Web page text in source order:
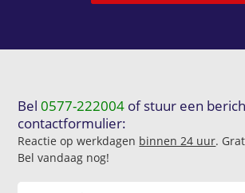
Bel0577-222004 of stuur een
contactformulier:
Reactie op werkdagen binnen 24 uur.
Bel vandaag nog!